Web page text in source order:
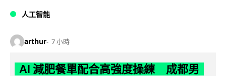
人工智能
arthur 7 小時
AI 減肥餐單配合高強度操練 成都男